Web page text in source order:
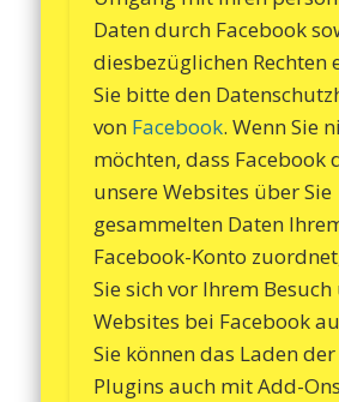
Daten durch Facebook
diesbezüglichen Rechten
Sie bitte den
von Facebook. Wenn Sie
möchten, dass Facebook
unsere Websites über Sie
gesammelten Daten
Facebook-Konto
Sie sich vor Ihrem
Websites bei Facebook
Sie können das Laden
Plugins auch mit Add-